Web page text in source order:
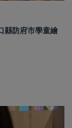
縣防府市學童繪